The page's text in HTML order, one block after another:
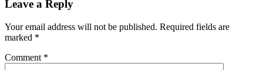
Leave a Reply
Your email address will not be published. Required fields are
marked *
Comment *